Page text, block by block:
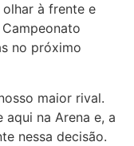
à frente e
no próximo
maior rival.
na Arena e, a
nessa decisão.